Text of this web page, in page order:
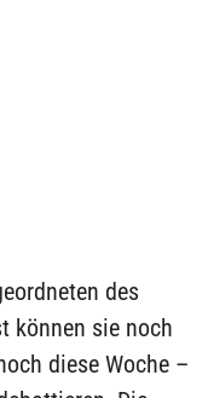
des
können sie noch
diese Woche –